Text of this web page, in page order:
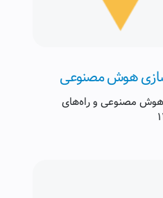
هوش مصنوعی و راه‌های